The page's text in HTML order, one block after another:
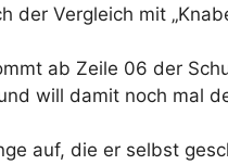
der Vergleich mit
ab Zeile 06 der
will damit noch mal
auf, die er selbst